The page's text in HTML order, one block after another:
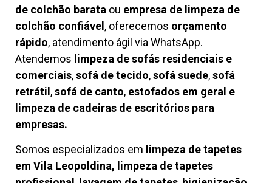
de colchão barata ou empresa de limpeza de
colchão confiável, oferecemos orçamento
rápido, atendimento ágil via WhatsApp.
Atendemos limpeza desofás residenciais e
comerciais,sofá de tecido,sofá suede,sofá
retrátil,sofá de canto, estofados em geral e
limpeza de cadeiras de escritórios para
empresas.
Somos especializados em limpeza de tapetes
em Vila Leopoldina, limpeza de tapetes